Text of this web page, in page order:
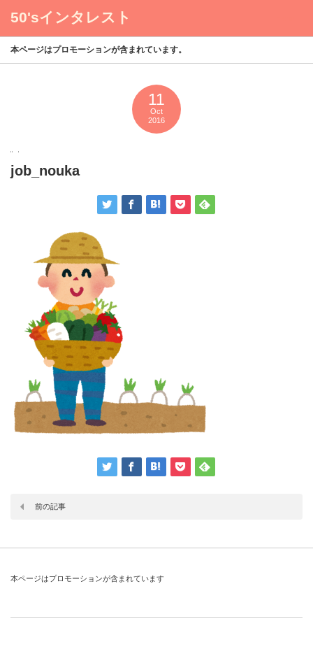
50'sインタレスト
本ページはプロモーションが含まれています。
11
Oct
2016
job_nouka
前の記事
本ページはプロモーションが含まれています